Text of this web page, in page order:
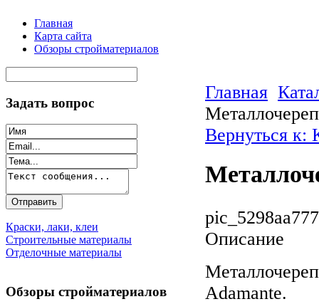
Главная
Карта сайта
Обзоры стройматериалов
Задать вопрос
Краски, лаки, клеи
Строительные материалы
Отделочные материалы
Обзоры стройматериалов
Главная
Вернуться к:
Описание
Adamante.